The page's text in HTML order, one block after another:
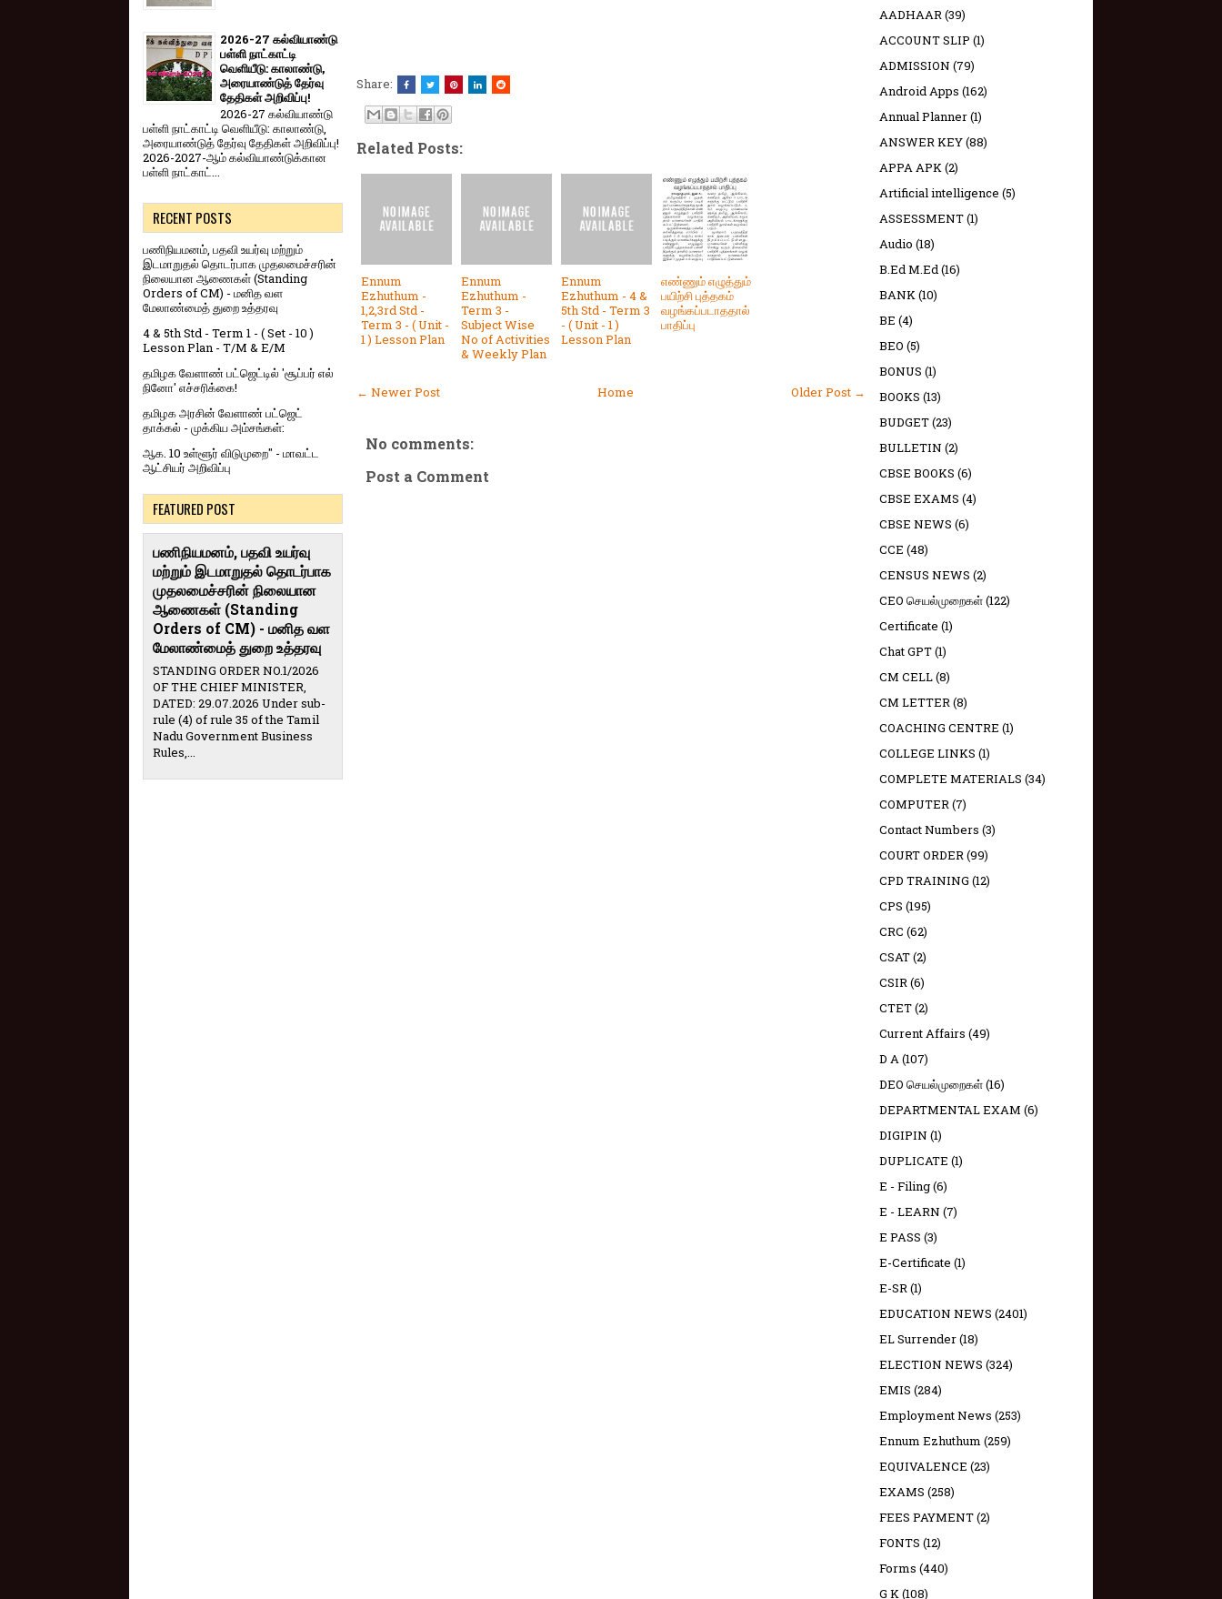
Share:
Related Posts:
Ennum
Ezhuthum -
1,2,3rd Std -
Term 3 - ( Unit -
1 ) Lesson Plan
Ennum
Ezhuthum -
Term 3 -
Subject Wise
No of Activities
& Weekly Plan
Ennum
Ezhuthum - 4 &
5th Std - Term 3
- ( Unit - 1 )
Lesson Plan
எண்ணும் எழுத்தும்
பயிற்சி புத்தகம்
வழங்கப்படாததால்
பாதிப்பு
← Newer Post Older Post →
Home
No comments:
Post a Comment
2026-27 கல்வியாண்டு
பள்ளி நாட்காட்டி
வெளியீடு: காலாண்டு,
அரையாண்டுத் தேர்வு
தேதிகள் அறிவிப்பு!
2026-27 கல்வியாண்டு
பள்ளி நாட்காட்டி வெளியீடு: காலாண்டு,
அரையாண்டுத் தேர்வு தேதிகள் அறிவிப்பு!
2026-2027-ஆம் கல்வியாண்டுக்கான
பள்ளி நாட்காட்...
RECENT POSTS
பணிநியமனம், பதவி உயர்வு மற்றும்
இடமாறுதல் தொடர்பாக முதலமைச்சரின்
நிலையான ஆணைகள் (Standing
Orders of CM) - மனித வள
மேலாண்மைத் துறை உத்தரவு
4 & 5th Std - Term 1 - ( Set - 10 )
Lesson Plan - T/M & E/M
தமிழக வேளாண் பட்ஜெட்டில் 'சூப்பர் எல்
நினோ' எச்சரிக்கை!
தமிழக அரசின் வேளாண் பட்ஜெட்
தாக்கல் - முக்கிய அம்சங்கள்:
ஆக. 10 உள்ளூர் விடுமுறை" - மாவட்ட
ஆட்சியர் அறிவிப்பு
FEATURED POST
பணிநியமனம், பதவி உயர்வு
மற்றும் இடமாறுதல் தொடர்பாக
முதலமைச்சரின் நிலையான
ஆணைகள் (Standing
Orders of CM) - மனித வள
மேலாண்மைத் துறை உத்தரவு
STANDING ORDER NO.1/2026
OF THE CHIEF MINISTER,
DATED: 29.07.2026 Under sub-
rule (4) of rule 35 of the Tamil
Nadu Government Business
Rules,...
AADHAAR(39)
ACCOUNT SLIP (1)
ADMISSION (79)
Android Apps (162)
Annual Planner(1)
ANSWER KEY(88)
APPA APK(2)
Artificial intelligence (5)
ASSESSMENT(1)
Audio (18)
B.Ed M.Ed(16)
BANK(10)
BE (4)
BEO (5)
BONUS (1)
BOOKS (13)
BUDGET(23)
BULLETIN (2)
CBSE BOOKS (6)
CBSE EXAMS (4)
CBSE NEWS (6)
CCE (48)
CENSUS NEWS (2)
CEO செயல்முறைகள்(122)
Certificate (1)
Chat GPT(1)
CM CELL(8)
CM LETTER(8)
COACHING CENTRE (1)
COLLEGE LINKS (1)
COMPLETE MATERIALS (34)
COMPUTER(7)
Contact Numbers (3)
COURT ORDER(99)
CPD TRAINING (12)
CPS (195)
CRC (62)
CSAT(2)
CSIR(6)
CTET(2)
Current Affairs (49)
D A(107)
DEO செயல்முறைகள்(16)
DEPARTMENTAL EXAM (6)
DIGIPIN (1)
DUPLICATE (1)
E - Filing(6)
E - LEARN (7)
E PASS (3)
E-Certificate (1)
E-SR(1)
EDUCATION NEWS (2401)
EL Surrender(18)
ELECTION NEWS (324)
EMIS (284)
Employment News (253)
Ennum Ezhuthum (259)
EQUIVALENCE (23)
EXAMS (258)
FEES PAYMENT(2)
FONTS (12)
Forms (440)
G K(108)